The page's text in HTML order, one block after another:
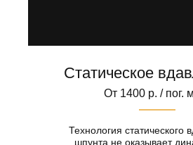
Статическое
От 1400 р. / пог.
Технология статического
шпунта не оказывает